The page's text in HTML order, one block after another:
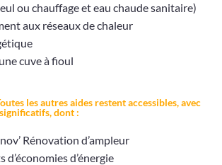
ou chauffage et eau chaude sanitaire)
aux réseaux de chaleur
cuve à fioul
les autres aides restent accessibles, avec
dont :
Rénovation d’ampleur
d’économies d’énergie